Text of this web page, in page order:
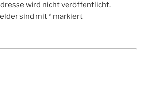
wird nicht veröffentlicht.
sind mit* markiert